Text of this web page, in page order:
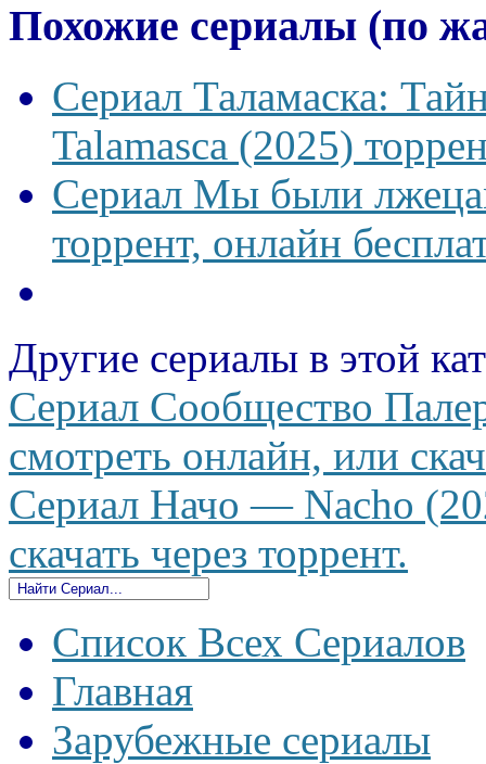
Похожие сериалы (по
Сериал Таламаска:
Talamasca (2025)
Сериал Мы были
торрент, онлайн
Другие сериалы в этой
Сериал Сообщество
смотреть онлайн, или
Сериал Начо — Nacho
скачать через торрент.
Список Всех Сериалов
Главная
Зарубежные сериалы